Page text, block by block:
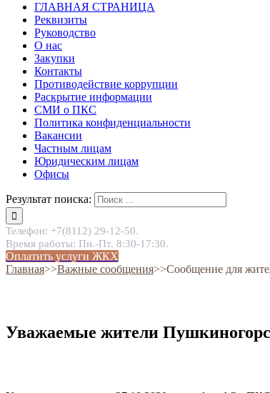
ГЛАВНАЯ СТРАНИЦА
Реквизиты
Руководство
О нас
Закупки
Контакты
Противодействие коррупции
Раскрытие информации
СМИ о ПКС
Политика конфиденциальности
Вакансии
Частным лицам
Юридическим лицам
Офисы
Результат поиска:
Телефон: +7(8112) 29-12-50.
Время работы: Пн.-Пт. 8:30-17:30.
Оплатить услуги ЖКХ
Главная˃˃Важные сообщения˃˃Сообщение для
Уважаемые жители